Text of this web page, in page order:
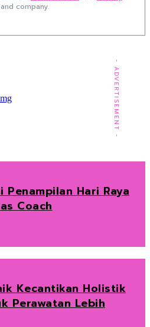
company.
- ADVERTISEMENT -
Penampilan Hari Raya
Coach
Kecantikan Holistik
Perawatan Lebih